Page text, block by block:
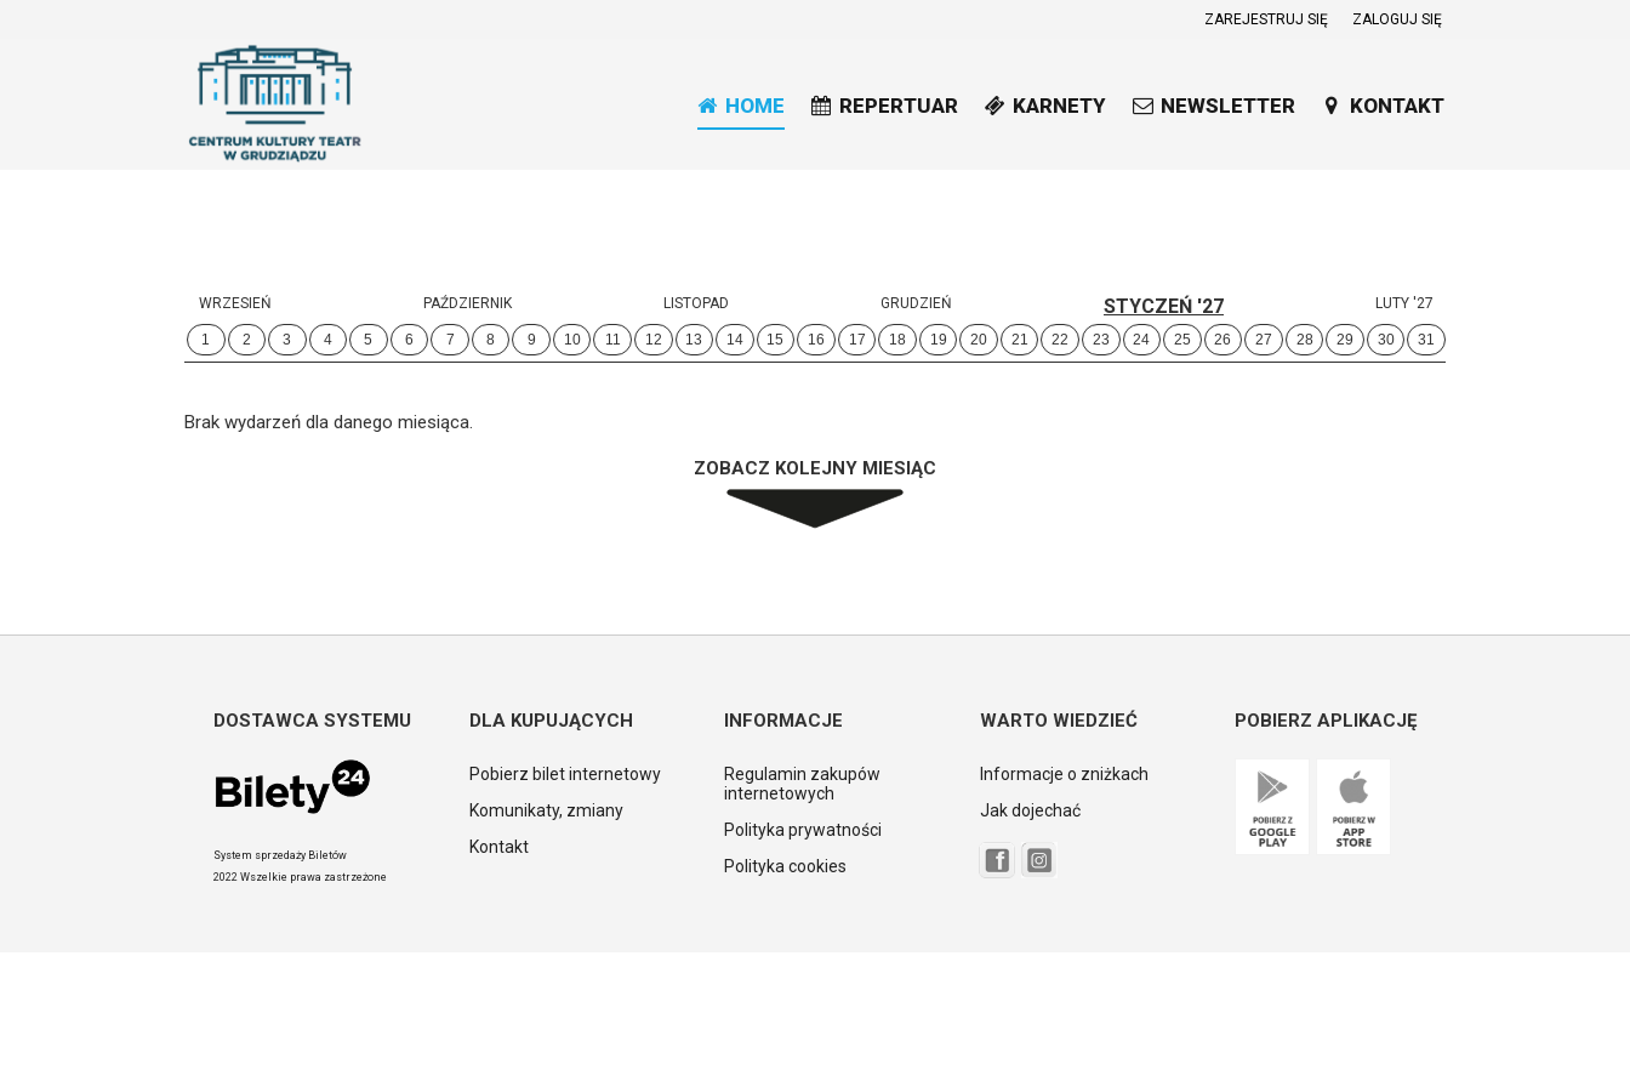
ZAREJESTRUJ SIĘ ZALOGUJ SIĘ
0,00
HOME REPERTUAR KARNETY NEWSLETTER KONTAKT
WRZESIEŃ PAŹDZIERNIK LISTOPAD GRUDZIEŃ STYCZEŃ '27 LUTY '27
1 2 3 4 5 6 7 8 9 10 11 12 13 14 15 16 17 18 19 20 21 22 23 24 25 26 27 28 29 30 31
Brak wydarzeń dla danego miesiąca.
ZOBACZ KOLEJNY MIESIĄC
DOSTAWCA SYSTEMU
System sprzedaży Biletów
2022 Wszelkie prawa zastrzeżone
DLA KUPUJĄCYCH
Pobierz bilet internetowy
Komunikaty, zmiany
Kontakt
INFORMACJE
Regulamin zakupów
internetowych
Polityka prywatności
Polityka cookies
WARTO WIEDZIEĆ
Informacje o zniżkach
Jak dojechać
POBIERZ APLIKACJĘ